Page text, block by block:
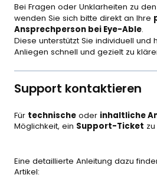
Bei Fragen oder Unklarheiten zu
wenden Sie sich bitte direkt an Ihre
Ansprechperson bei Eye-Able.
Diese unterstützt Sie individuell und
Anliegen schnell und gezielt zu
Support kontaktieren
Für technische oder inhaltliche
Möglichkeit, ein Support-Ticket
Eine detaillierte Anleitung dazu
Artikel: